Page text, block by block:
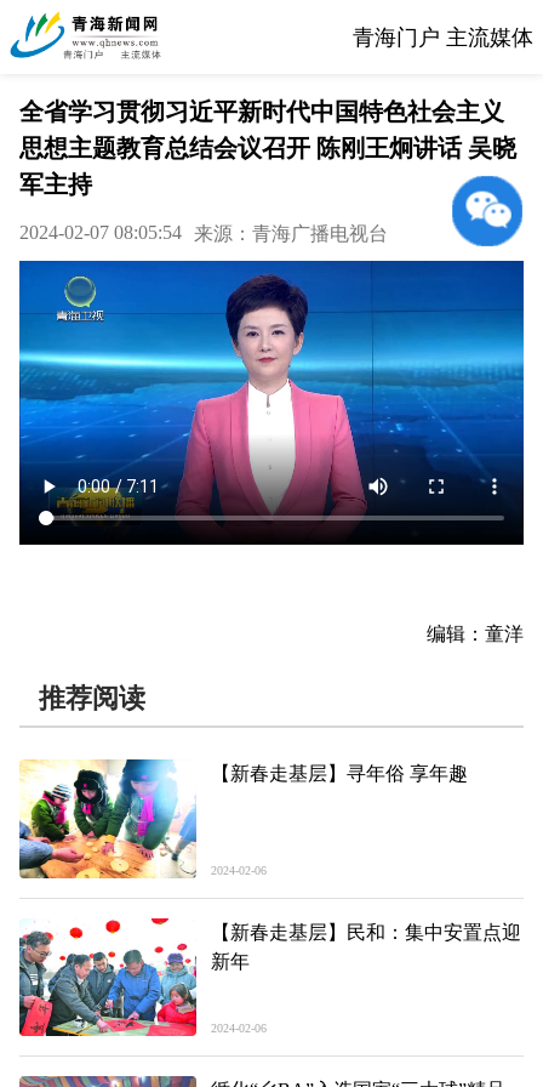
青海门户 主流媒体
全省学习贯彻习近平新时代中国特色社会主义
思想主题教育总结会议召开 陈刚王炯讲话 吴晓
军主持
2024-02-07 08:05:54 来源：青海广播电视台
编辑：童洋
推荐阅读
【新春走基层】寻年俗 享年趣
2024-02-06
【新春走基层】民和：集中安置点迎
新年
2024-02-06